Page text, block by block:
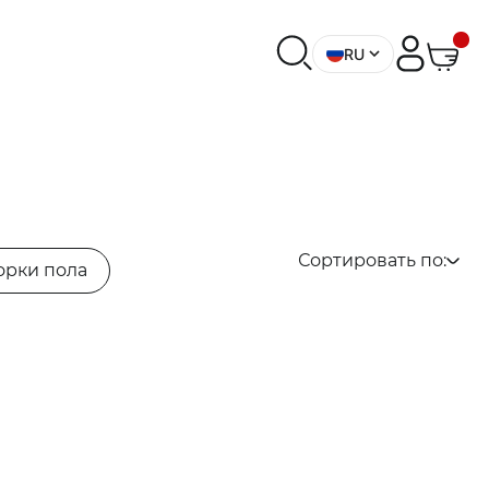
RU
пола Сортировать по: